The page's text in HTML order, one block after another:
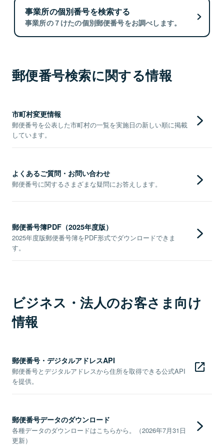
事業所の個別番号を検索する
事業所の７けたの個別郵便番号をお調べします。
郵便番号検索に関する情報
市町村変更情報
郵便番号を公表した市町村の一覧を実施日の新しい順に掲載
しています。
よくあるご質問・お問い合わせ
郵便番号に関するさまざまな疑問にお答えします。
郵便番号簿PDF（2025年度版）
2025年度版郵便番号簿をPDF形式でダウンロードできま
す。
ビジネス・法人のお客さま向け
情報
郵便番号・デジタルアドレスAPI
郵便番号とデジタルアドレスから住所を取得できる公式API
を提供。
郵便番号データのダウンロード
各種データのダウンロードはこちらから。（2026年7月31日
更新）